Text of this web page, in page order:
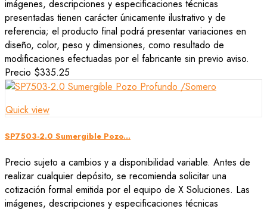
imágenes, descripciones y especificaciones técnicas
presentadas tienen carácter únicamente ilustrativo y de
referencia; el producto final podrá presentar variaciones en
diseño, color, peso y dimensiones, como resultado de
modificaciones efectuadas por el fabricante sin previo aviso.
Precio $335.25
Quick view
SP7503-2.0 Sumergible Pozo...
Precio sujeto a cambios y a disponibilidad variable. Antes de
realizar cualquier depósito, se recomienda solicitar una
cotización formal emitida por el equipo de X Soluciones. Las
imágenes, descripciones y especificaciones técnicas